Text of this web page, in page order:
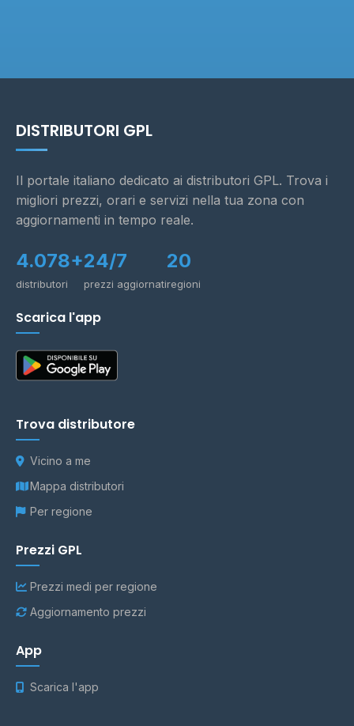
DISTRIBUTORI GPL
Il portale italiano dedicato ai distributori GPL. Trova i
migliori prezzi, orari e servizi nella tua zona con
aggiornamenti in tempo reale.
4.078+
distributori
24/7
prezzi aggiornati
20
regioni
Scarica l'app
Trova distributore
Vicino a me
Mappa distributori
Per regione
Prezzi GPL
Prezzi medi per regione
Aggiornamento prezzi
App
Scarica l'app